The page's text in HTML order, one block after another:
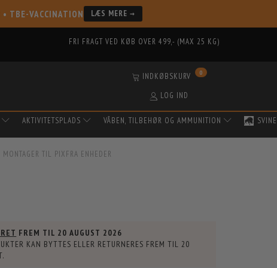
TBE-VACCINATION LÆS MERE →
FRI FRAGT VED KØB OVER 499,- (MAX 25 KG)
INDKØBSKURV 0
LOG IND
AKTIVITETSPLADS VÅBEN, TILBEHØR OG AMMUNITION
MONTAGER TIL PIXFRA ENHEDER
FREM TIL 20 AUGUST 2026
KAN BYTTES ELLER RETURNERES FREM TIL20
.